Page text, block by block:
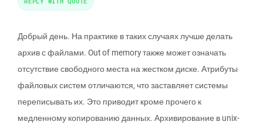
Добрый день. На практике в таких случаях лучше делать
архив с файлами. Out of memory также может означать
отсутствие свободного места на жестком диске. Атрибуты
файловых систем отличаются, что заставляет системы
переписывать их. Это приводит кроме прочего к
медленному копированию данных. Архивирование в unix-